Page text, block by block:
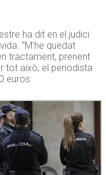
ha dit en el judici
“M’he quedat
tractament, prenent
tot això, el periodista
euros.